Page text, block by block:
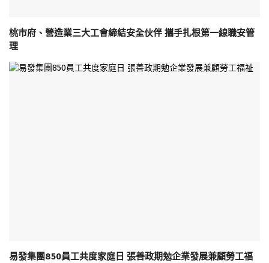
桃市府、營造業三大工會締結安全伙伴 攜手扎根第一線職安管
理
易發集團850員工共度家庭日 張善政期勉企業發展兼顧勞工福